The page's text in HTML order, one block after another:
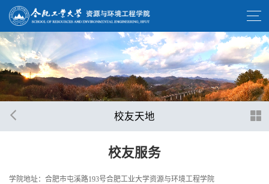
校友天地
校友服务
学院地址：合肥市屯溪路193号合肥工业大学资源与环境工程学院